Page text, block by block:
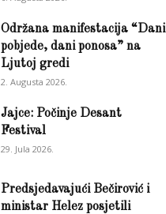
Održana manifestacija “Dani
pobjede, dani ponosa” na
Ljutoj gredi
2. Augusta 2026.
Jajce: Počinje Desant
Festival
29. Jula 2026.
Predsjedavajući Bečirović i
ministar Helez posjetili